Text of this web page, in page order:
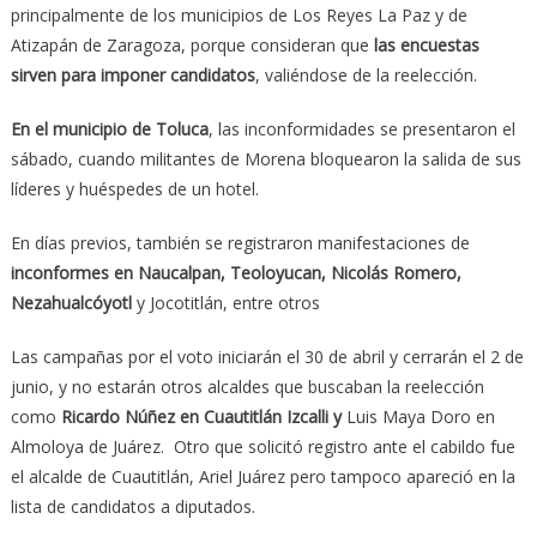
principalmente de los municipios de Los Reyes La Paz y de
Atizapán de Zaragoza, porque consideran que las encuestas
sirven para imponer candidatos, valiéndose de la reelección.
En el municipio de Toluca, las inconformidades se presentaron el
sábado, cuando militantes de Morena bloquearon la salida de sus
líderes y huéspedes de un hotel.
En días previos, también se registraron manifestaciones de
inconformes en Naucalpan, Teoloyucan, Nicolás Romero,
Nezahualcóyotly Jocotitlán, entre otros
Las campañas por el voto iniciarán el 30 de abril y cerrarán el 2 de
junio, y no estarán otros alcaldes que buscaban la reelección
como Ricardo Núñez en Cuautitlán Izcalli yLuis Maya Doro en
Almoloya de Juárez. Otro que solicitó registro ante el cabildo fue
el alcalde de Cuautitlán, Ariel Juárez pero tampoco apareció en la
lista de candidatos a diputados.